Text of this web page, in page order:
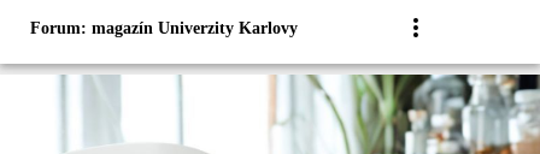
Forum: magazín Univerzity Karlovy